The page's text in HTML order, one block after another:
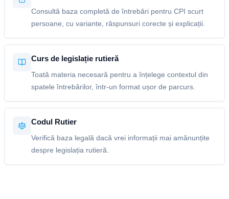
Consultă baza completă de întrebări pentru CPI scurt
persoane, cu variante, răspunsuri corecte și explicații.
Curs de legislație rutieră
Toată materia necesară pentru a înțelege contextul din
spatele întrebărilor, într-un format ușor de parcurs.
Codul Rutier
Verifică baza legală dacă vrei informații mai amănunțite
despre legislația rutieră.